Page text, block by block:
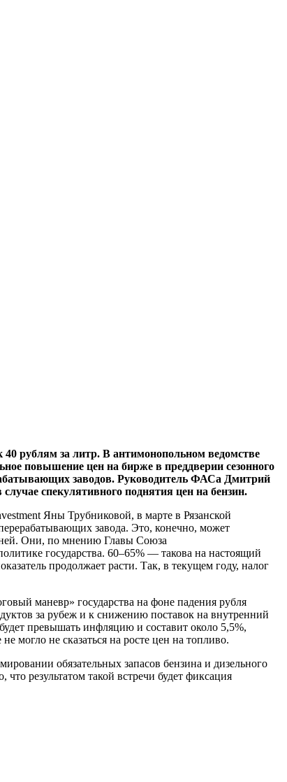
рублям за литр. В антимонопольном ведомстве
повышение цен на бирже в преддверии сезонного
заводов. Руководитель ФАСа Дмитрий
спекулятивного поднятия цен на бензин.
Яны Трубниковой, в марте в Рязанской
завода. Это, конечно, может
Они, по мнению Главы Союза
государства. 60–65% — такова на настоящий
продолжает расти. Так, в текущем году, налог
маневр» государства на фоне падения рубля
за рубеж и к снижению поставок на внутренний
превышать инфляцию и составит около 5,5%,
могло не сказаться на росте цен на топливо.
обязательных запасов бензина и дизельного
результатом такой встречи будет фиксация